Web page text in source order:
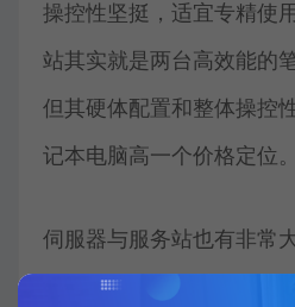
操控性坚挺，适宜专精使
站其实就是两台高效能的
但其硬体配置和整体操控
记本电脑高一个价格定位。
伺服器与服务站也有非常
要就全力支持非Server版